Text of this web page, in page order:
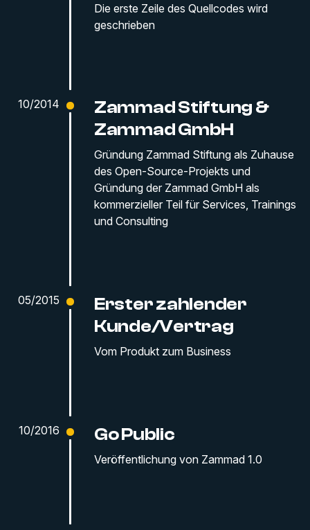
Die erste Zeile des Quellcodes wird
geschrieben
10/2014
Zammad Stiftung &
Zammad GmbH
Gründung Zammad Stiftung als Zuhause
des Open-Source-Projekts und
Gründung der Zammad GmbH als
kommerzieller Teil für Services, Trainings
und Consulting
05/2015
Erster zahlender
Kunde/Vertrag
Vom Produkt zum Business
10/2016 Go Public
Veröffentlichung von Zammad 1.0